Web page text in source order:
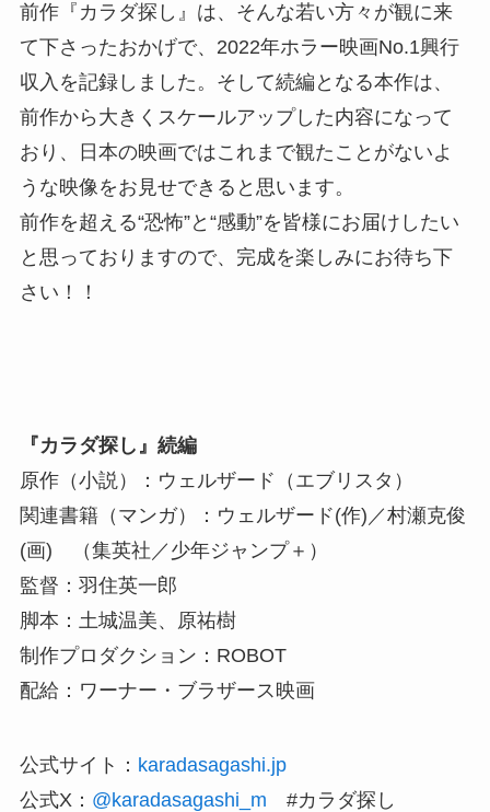
前作『カラダ探し』は、そんな若い方々が観に来
て下さったおかげで、2022年ホラー映画No.1興行
収入を記録しました。そして続編となる本作は、
前作から大きくスケールアップした内容になって
おり、日本の映画ではこれまで観たことがないよ
うな映像をお見せできると思います。
前作を超える“恐怖”と“感動”を皆様にお届けしたい
と思っておりますので、完成を楽しみにお待ち下
さい！！
『カラダ探し』続編
原作（小説）：ウェルザード（エブリスタ）
関連書籍（マンガ）：ウェルザード(作)／村瀬克俊
(画) （集英社／少年ジャンプ＋）
監督：羽住英一郎
脚本：土城温美、原祐樹
制作プロダクション：ROBOT
配給：ワーナー・ブラザース映画
公式サイト： karadasagashi.jp
公式X： @karadasagashi_m #カラダ探し